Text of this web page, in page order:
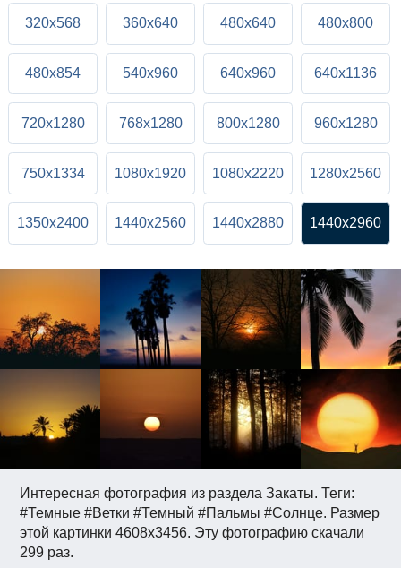
Интересная фотография из раздела Закаты. Теги:
#Темные #Ветки #Темный #Пальмы #Солнце. Размер
этой картинки 4608x3456. Эту фотографию скачали
299 раз.
320x568 360x640 480x640 480x800
480x854 540x960 640x960 640x1136
720x1280 768x1280 800x1280 960x1280
750x1334 1080x1920 1080x2220 1280x2560
1350x2400 1440x2560 1440x2880 1440x2960